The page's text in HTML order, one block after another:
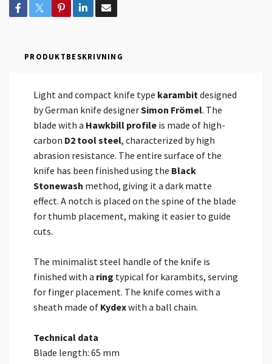
PRODUKTBESKRIVNING
Light and compact knife type karambit designed
by German knife designerSimon Frömel. The
blade with a Hawkbill profile is made of high-
carbon D2 tool steel, characterized by high
abrasion resistance. The entire surface of the
knife has been finished using the Black
Stonewash method, giving it a dark matte
effect. A notch is placed on the spine of the blade
for thumb placement, making it easier to guide
cuts.
The minimalist steel handle of the knife is
finished with a ring typical for karambits, serving
for finger placement. The knife comes with a
sheath made of Kydexwith a ball chain.
Technical data
Blade length: 65 mm